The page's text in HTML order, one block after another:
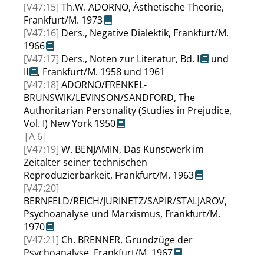
[V47:15] Th.W. ADORNO, Ästhetische Theorie,
Frankfurt/M. 1973
[V47:16] Ders., Negative Dialektik, Frankfurt/M.
1966
[V47:17] Ders., Noten zur Literatur, Bd. I
und
II
, Frankfurt/M. 1958 und 1961
[V47:18] ADORNO/FRENKEL-
BRUNSWIK/LEVINSON/SANDFORD, The
Authoritarian Personality (Studies in Prejudice,
Vol. I) New York 1950
|A 6|
[V47:19] W. BENJAMIN, Das Kunstwerk im
Zeitalter seiner technischen
Reproduzierbarkeit, Frankfurt/M. 1963
[V47:20]
BERNFELD/REICH/JURINETZ/SAPIR/STALJAROV,
Psychoanalyse und Marxismus, Frankfurt/M.
1970
[V47:21] Ch. BRENNER, Grundzüge der